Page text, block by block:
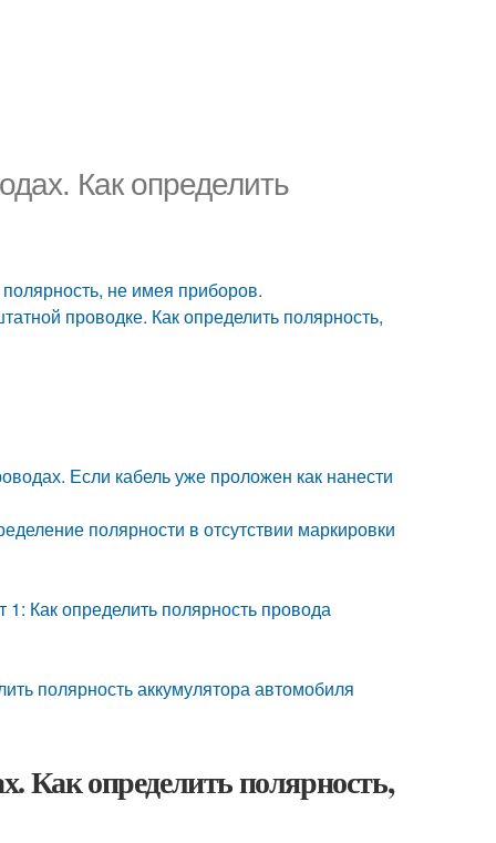
Как определить
не имея приборов.
проводке. Как определить полярность,
Если кабель уже проложен как нанести
полярности в отсутствии маркировки
Как определить полярность провода
полярность аккумулятора автомобиля
Как определить полярность,